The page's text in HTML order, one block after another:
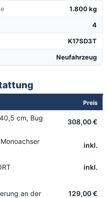
1.800 kg
4
K17SD3T
Neufahrzeug
Preis
cm, Bug
308,00 €
inkl.
inkl.
an der
129,00 €